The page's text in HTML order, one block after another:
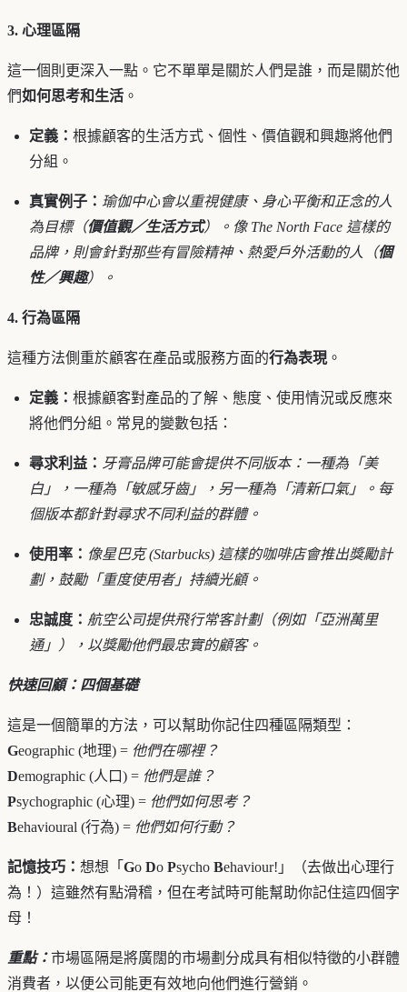
3. 心理區隔
這一個則更深入一點。它不單單是關於人們是誰，而是關於他
們如何思考和生活 。
定義： 根據顧客的生活方式、個性、價值觀和興趣將他們
分組。
真實例子： 瑜伽中心會以重視健康、身心平衡和正念的人
為目標（價值觀／生活方式）。像 The North Face 這樣的
品牌，則會針對那些有冒險精神、熱愛戶外活動的人（個
性／興趣）。
4. 行為區隔
這種方法側重於顧客在產品或服務方面的行為表現 。
定義： 根據顧客對產品的了解、態度、使用情況或反應來
將他們分組。常見的變數包括：
尋求利益： 牙膏品牌可能會提供不同版本：一種為「美
白」，一種為「敏感牙齒」，另一種為「清新口氣」。每
個版本都針對尋求不同利益的群體。
使用率： 像星巴克 (Starbucks) 這樣的咖啡店會推出獎勵計
劃，鼓勵「重度使用者」持續光顧。
忠誠度： 航空公司提供飛行常客計劃（例如「亞洲萬里
通」），以獎勵他們最忠實的顧客。
快速回顧：四個基礎
這是一個簡單的方法，可以幫助你記住四種區隔類型：
Geographic (地理) = 他們在哪裡？
Demographic (人口) = 他們是誰？
Psychographic (心理) = 他們如何思考？
Behavioural (行為) = 他們如何行動？
記憶技巧： 想想「 Go Do Psycho Behaviour!」（去做出心理行
為！）這雖然有點滑稽，但在考試時可能幫助你記住這四個字
母！
重點：市場區隔是將廣闊的市場劃分成具有相似特徵的小群體
消費者，以便公司能更有效地向他們進行營銷。